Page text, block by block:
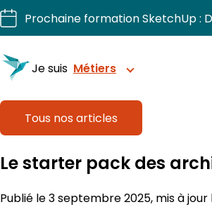
Aller
au
contenu
Prochaine formation SketchUp :
Je suis Métiers
Tous nos articles
Le starter pack des
Publié le 3 septembre 2025, mis à